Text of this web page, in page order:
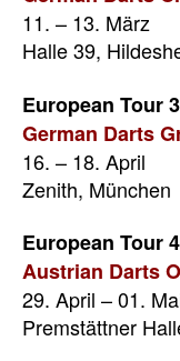
11. – 13. März
Halle 39,
European Tour
German Darts
16. – 18. April
Zenith, München
European Tour
Austrian Darts
29. April – 01.
Premstättner